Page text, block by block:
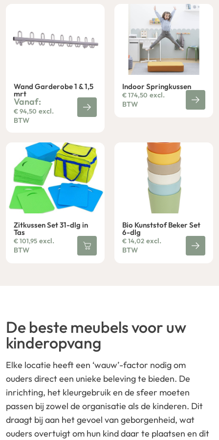
Wand Garderobe 1 & 1,5
mrt
Vanaf:
€94,50 excl.
BTW
Indoor Springkussen
€174,50 excl.
BTW
Zitkussen Set 31-dlg in
Tas
€101,95 excl.
BTW
Bio Kunststof Beker Set
6-dlg
€14,02 excl.
BTW
De beste meubels voor uw
kinderopvang
Elke locatie heeft een ‘wauw’-factor nodig om
ouders direct een unieke beleving te bieden. De
inrichting, het kleurgebruik en de sfeer moeten
passen bij zowel de organisatie als de kinderen. Dit
draagt bij aan het gevoel van geborgenheid, wat
ouders overtuigt om hun kind daar te plaatsen en dit